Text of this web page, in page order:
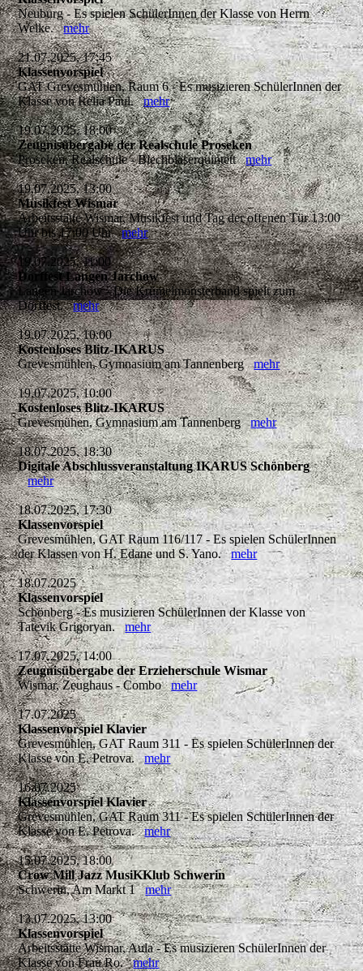
Neuburg - Es spielen SchülerInnen der Klasse von Herrn
Welke.mehr
21.07.2025, 17:45
Klassenvorspiel
GAT Grevesmühlen, Raum 6 - Es musizieren SchülerInnen der
Klasse von Relia Paul.mehr
19.07.2025, 18:00
Zeugnisübergabe der Realschule Proseken
Proseken, Realschule - Blechbläserquintettmehr
19.07.2025, 13:00
Musikfest Wismar
Arbeitsstätte Wismar, Musikfest und Tag der offenen Tür 13:00
Uhr bis 17:00 Uhrmehr
19.07.2025, 11:00
Dorffest Langen Jarchow
Langen Jarchow - Die Krümelmonsterband spielt zum
Dorffest.mehr
19.07.2025, 10:00
Kostenloses Blitz-IKARUS
Grevesmühlen, Gymnasium am Tannenbergmehr
19.07.2025, 10:00
Kostenloses Blitz-IKARUS
Grevesmühen, Gymnasium am Tannenbergmehr
18.07.2025, 18:30
Digitale Abschlussveranstaltung IKARUS Schönberg
mehr
18.07.2025, 17:30
Klassenvorspiel
Grevesmühlen, GAT Raum 116/117 - Es spielen SchülerInnen
der Klassen von H. Edane und S. Yano.mehr
18.07.2025
Klassenvorspiel
Schönberg - Es musizieren SchülerInnen der Klasse von
Tatevik Grigoryan.mehr
17.07.2025, 14:00
Zeugnisübergabe der Erzieherschule Wismar
Wismar, Zeughaus - Combomehr
17.07.2025
Klassenvorspiel Klavier
Grevesmühlen, GAT Raum 311 - Es spielen SchülerInnen der
Klasse von E. Petrova.mehr
16.07.2025
Klassenvorspiel Klavier
Grevesmühlen, GAT Raum 311 - Es spielen SchülerInnen der
Klasse von E. Petrova.mehr
15.07.2025, 18:00
Crow Mill Jazz MusiKKlub Schwerin
Schwerin, Am Markt 1mehr
13.07.2025, 13:00
Klassenvorspiel
Arbeitsstätte Wismar, Aula - Es musizieren SchülerInnen der
Klasse von Frau Ro.mehr